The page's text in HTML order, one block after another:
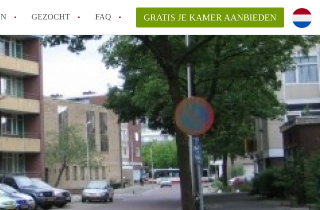
GEZOCHT FAQ
How to translate KamerDelft!
Wat is KamerDelft?
Wat is de privacyverklaring van KamerDelft?
Berekent Kamer-Delft makelaarsvergoeding/bemiddelingsvergoeding?
Is KamerDelft verantwoordelijk voor de aangeboden Kamer / Kamers in
Delft?
Alle veelgestelde vragen
GRATIS JE KAMER AANBIEDEN